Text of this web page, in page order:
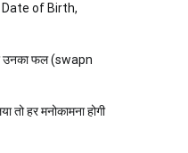
Date of Birth,
फल (swapn
तो हर मनोकामना होगी